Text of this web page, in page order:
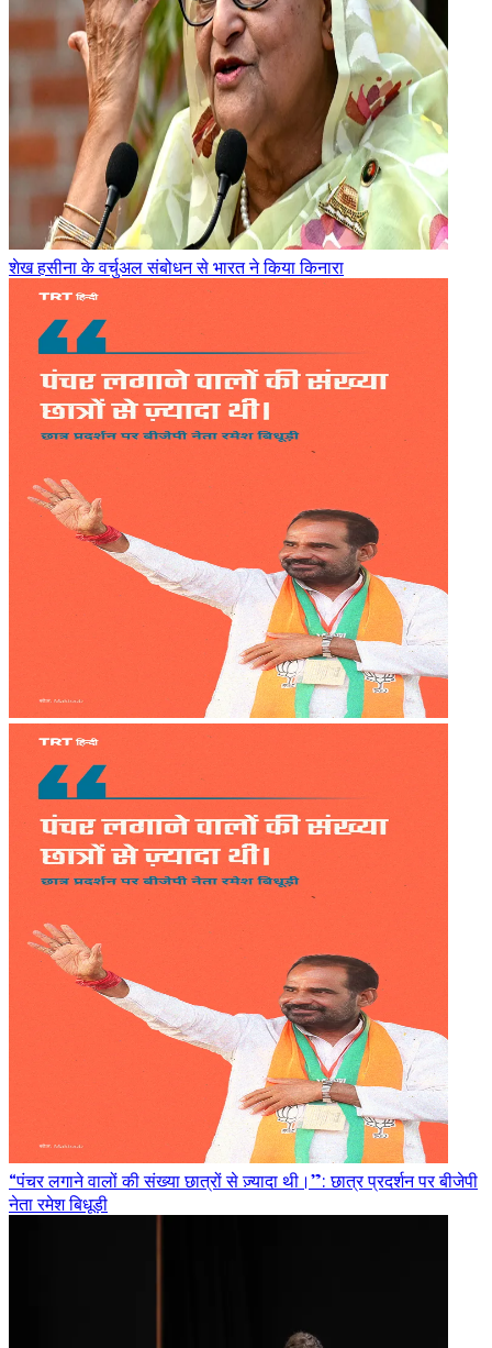
शेख हसीना के वर्चुअल संबोधन से भारत ने किया किनारा
“पंचर लगाने वालों की संख्या छात्रों से ज़्यादा थी।”: छात्र प्रदर्शन पर बीजेपी
नेता रमेश बिधूड़ी